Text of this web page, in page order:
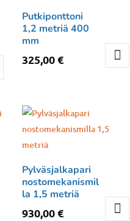
Putkiponttoni
1,2 metriä 400
mm
325,00€
Pylväsjalkapari
nostomekanismil
la 1,5 metriä
930,00€